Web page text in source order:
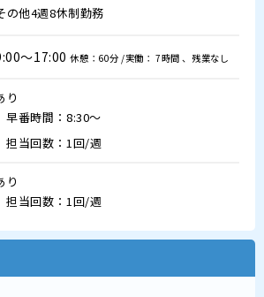
の他4週8休制勤務
～17:00休憩：60分 /実働： 7時間 、残業なし
り
早番時間：8:30～
担当回数：1回/週
り
担当回数：1回/週